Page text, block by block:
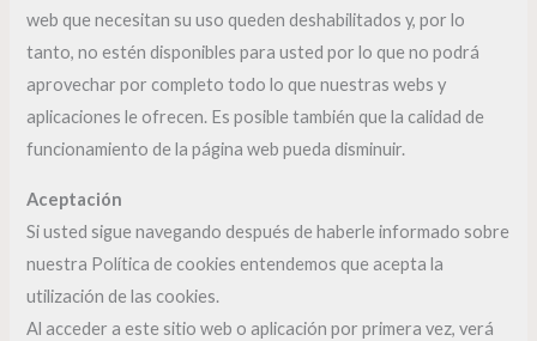
web que necesitan su uso queden deshabilitados y, por lo
tanto, no estén disponibles para usted por lo que no podrá
aprovechar por completo todo lo que nuestras webs y
aplicaciones le ofrecen. Es posible también que la calidad de
funcionamiento de la página web pueda disminuir.
Aceptación
Si usted sigue navegando después de haberle informado sobre
nuestra Política de cookies entendemos que acepta la
utilización de las cookies.
Al acceder a este sitio web o aplicación por primera vez, verá